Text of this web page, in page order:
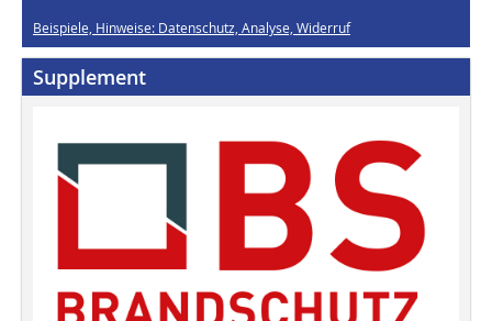
Beispiele, Hinweise: Datenschutz, Analyse, Widerruf
Supplement